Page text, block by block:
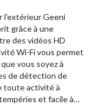
l'extérieur Geeni
grâce à une
des vidéos HD
Wi-Fi vous permet
vous soyez à
de détection de
toute activité à
et facile à